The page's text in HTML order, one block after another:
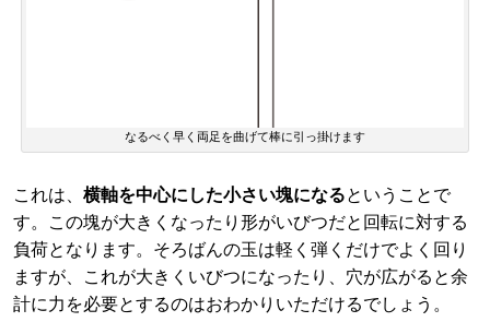
なるべく早く両足を曲げて棒に引っ掛けます
これは、 横軸を中心にした小さい塊になるということで
す。この塊が大きくなったり形がいびつだと回転に対する
負荷となります。そろばんの玉は軽く弾くだけでよく回り
ますが、これが大きくいびつになったり、穴が広がると余
計に力を必要とするのはおわかりいただけるでしょう。